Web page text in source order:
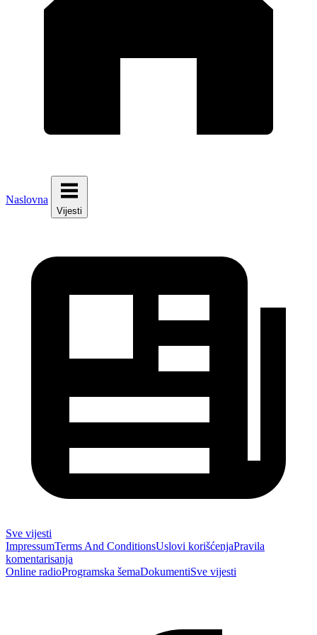
Naslovna
Vijesti
Sve vijesti
ImpressumTerms And ConditionsUslovi korišćenjaPravila
komentarisanja
Online radioProgramska šemaDokumentiSve vijesti